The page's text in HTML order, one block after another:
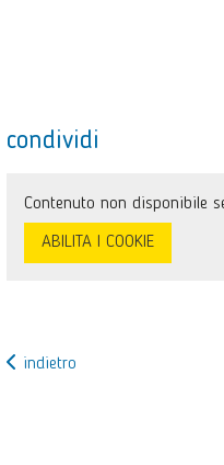
condividi
Contenuto non disponibile
ABILITA I COOKIE
indietro